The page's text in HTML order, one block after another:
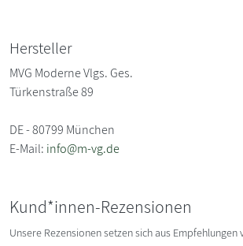
Hersteller
MVG Moderne Vlgs. Ges.
Türkenstraße 89
DE - 80799 München
E-Mail: info@m-vg.de
Kund*innen-Rezensionen
Unsere Rezensionen setzen sich aus